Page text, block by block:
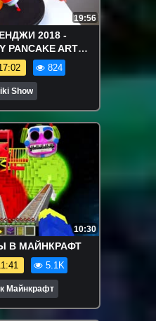
19:56
2018 -
PANCAKE ART
ЧЕЛЛЕНДЖ На
/ Вики Шоу
824
Show
10:30
В МАЙНКРАФТ
5.1K
Майнкрафт